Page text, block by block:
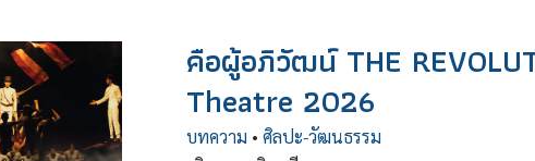
คือผู้อภิวัฒน์ THE
Theatre 2026
บทความ • ศิลปะ-วัฒนธรรม